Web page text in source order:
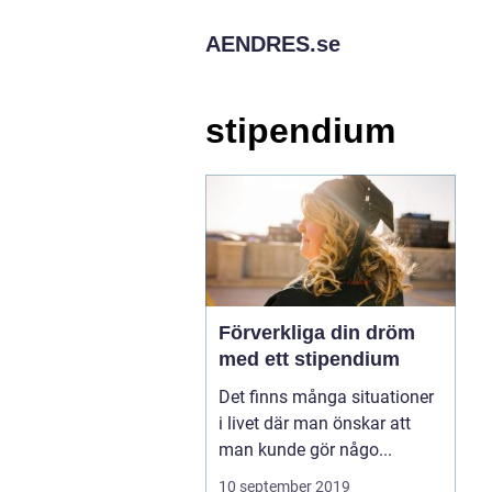
AENDRES.se
stipendium
Förverkliga din dröm
med ett stipendium
Det finns många situationer
i livet där man önskar att
man kunde gör någo...
10 september 2019